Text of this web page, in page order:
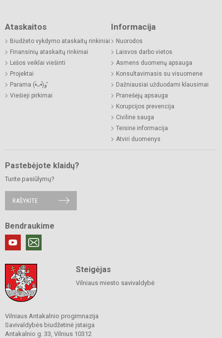
Ataskaitos
Biudžeto vykdymo ataskaitų rinkiniai
Finansinių ataskaitų rinkiniai
Lėšos veiklai viešinti
Projektai
Parama (•̀ᴗ•́)و ̑̑
Viešieji pirkimai
Informacija
Nuorodos
Laisvos darbo vietos
Asmens duomenų apsauga
Konsultavimasis su visuomene
Dažniausiai užduodami klausimai
Pranešėjų apsauga
Korupcijos prevencija
Civilinė sauga
Teisinė informacija
Atviri duomenys
Pastebėjote klaidų?
Turite pasiūlymų?
RAŠYKITE
Bendraukime
Steigėjas
Vilniaus miesto savivaldybė
Vilniaus Antakalnio progimnazija
Savivaldybės biudžetinė įstaiga
Antakalnio g. 33, Vilnius 10312